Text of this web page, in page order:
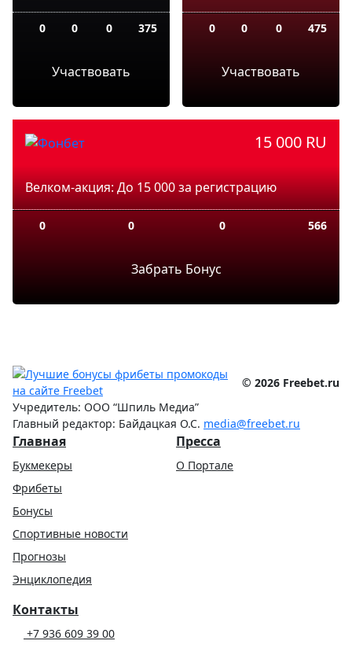
0 0 0 375
Участвовать
0 0 0 475
Участвовать
15 000 RU
Велком-акция: До 15 000 за регистрацию
0 0 0 566
Забрать Бонус
© 2026 Freebet.ru
Учредитель: ООО “Шпиль Медиа”
Главный редактор: Байдацкая О.С. media@freebet.ru
Главная
Букмекеры
Фрибеты
Бонусы
Спортивные новости
Прогнозы
Энциклопедия
Пресса
О Портале
Контакты
+7 936 609 39 00